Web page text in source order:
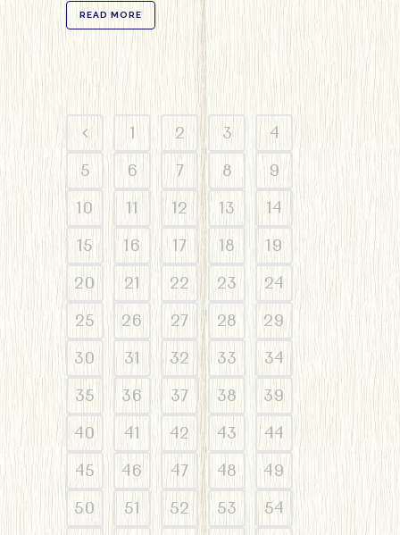
READ MORE
1 2 3
4
5
6 7 8
9
10
11 12 13
14
15
16 17 18
19
20
21 22 23
24
25
26 27 28
29
30
31 32 33
34
35
36 37 38
39
40
41 42 43
44
45
46 47 48
49
50
51 52 53
54